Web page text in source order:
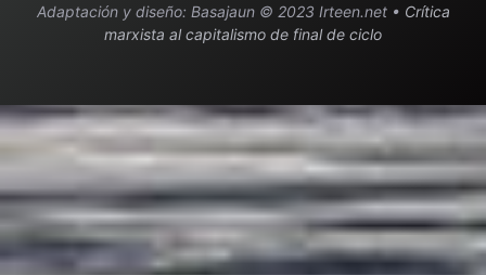
Adaptación y diseño: Basajaun © 2023 Irteen.net • Crítica
marxista al capitalismo de final de ciclo